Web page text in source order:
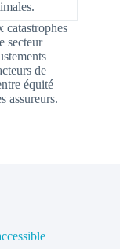
catastrophes
secteur
de
équité
assureurs.